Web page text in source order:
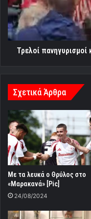
Τρελοί
Σχετικά Άρθρα
Με τα λευκά ο Θρύλος στο
«Μαρακανά» [Pic]
24/08/2024